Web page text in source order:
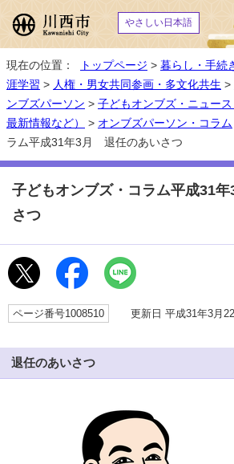
やさしい日本語
現在の位置： トップページ > 暮らし・手続
涯学習 > 人権・男女共同参画・多文化共生 >
ンブズパーソン > 子どもオンブズ・ニュース
最新情報など）
> オンブズパーソン・コラム
ラム平成31年3月 退任のあいさつ
子どもオンブズ・コラム平成31
さつ
ページ番号1008510 更新日 平成31年3月22
退任のあいさつ